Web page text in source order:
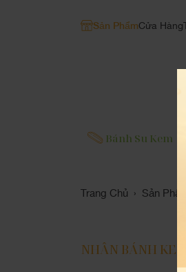
Sản PhẩmCửa Hàng
Bánh Su Kem
Trang Chủ › Sản Phẩm
NHÂN BÁNH KEM